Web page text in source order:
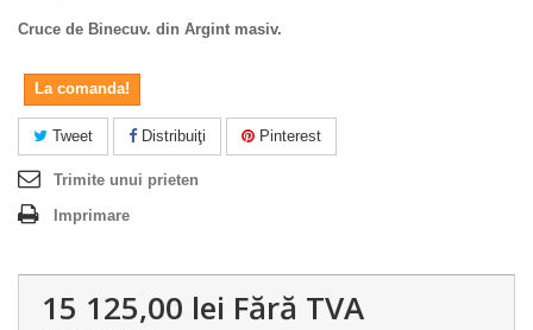
Cruce de Binecuv. din Argint masiv.
La comanda!
Tweet Distribuiţi Pinterest
Trimite unui prieten
Imprimare
15 125,00 lei Fără TVA